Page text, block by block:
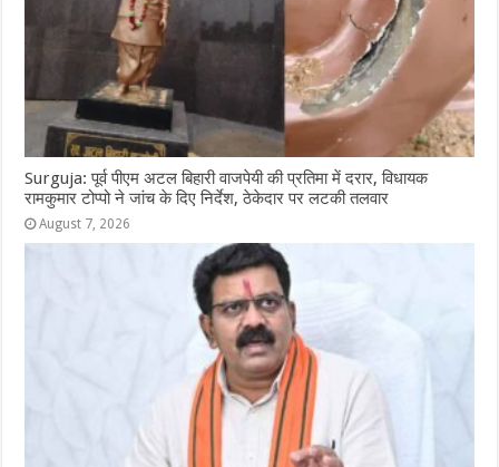
Surguja: पूर्व पीएम अटल बिहारी वाजपेयी की प्रतिमा में दरार, विधायक
रामकुमार टोप्पो ने जांच के दिए निर्देश, ठेकेदार पर लटकी तलवार
August 7, 2026